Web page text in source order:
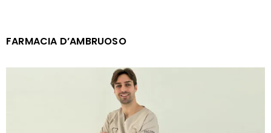
FARMACIA D’AMBRUOSO